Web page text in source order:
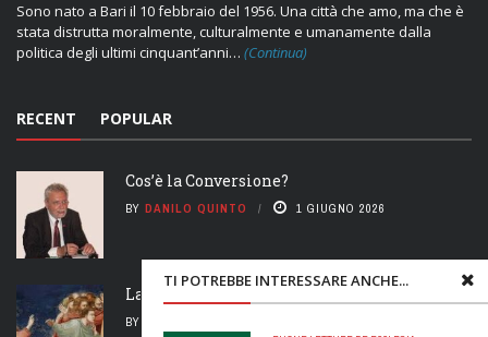
TI POTREBBE INTERESSARE ANCHE...
Sono nato a Bari il 10 febbraio del 1956. Una città che amo, ma che è
stata distrutta moralmente, culturalmente e umanamente dalla
politica degli ultimi cinquant’anni… (Continua)
RECENT POPULAR
Cos’è la Conversione?
BY DANILO QUINTO 1 GIUGNO 2026
Lazzaro, vieni fuori!
BY